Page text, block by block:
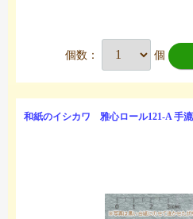
個数： 個
和紙のイシカワ 雅心ロール121-A 手漉